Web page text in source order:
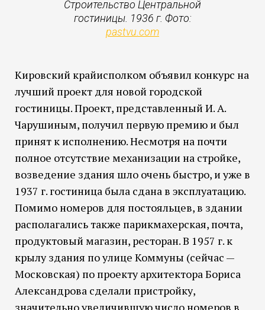
Строительство Центральной
гостиницы. 1936 г. Фото:
pastvu.com
Кировский крайисполком объявил конкурс на
лучший проект для новой городской
гостиницы. Проект, представленный И. А.
Чарушиным, получил первую премию и был
принят к исполнению. Несмотря на почти
полное отсутствие механизации на стройке,
возведение здания шло очень быстро, и уже в
1937 г. гостиница была сдана в эксплуатацию.
Помимо номеров для постояльцев, в здании
располагались также парикмахерская, почта,
продуктовый магазин, ресторан. В 1957 г. к
крылу здания по улице Коммуны (сейчас —
Московская) по проекту архитектора Бориса
Александрова сделали пристройку,